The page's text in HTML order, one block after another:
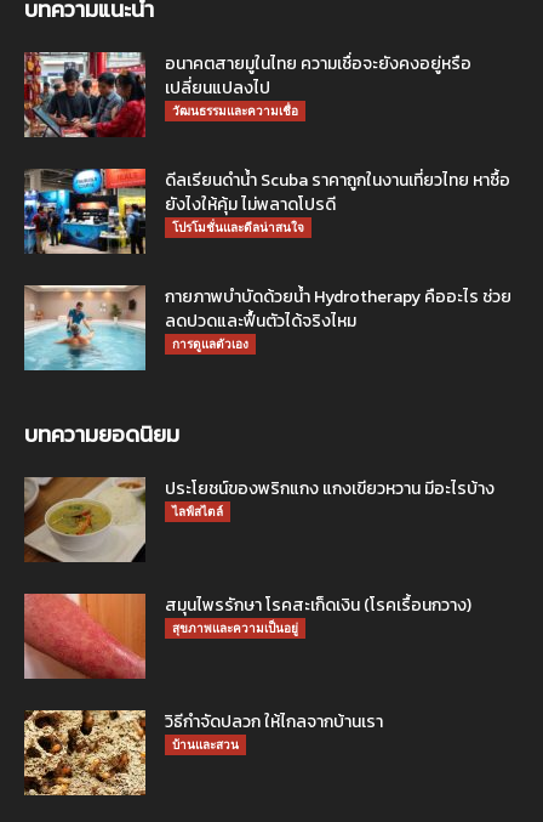
บทความแนะนำ
อนาคตสายมูในไทย ความเชื่อจะยังคงอยู่หรือ
เปลี่ยนแปลงไป
วัฒนธรรมและความเชื่อ
ดีลเรียนดำน้ำ Scuba ราคาถูกในงานเที่ยวไทย หาซื้อ
ยังไงให้คุ้ม ไม่พลาดโปรดี
โปรโมชั่นและดีลน่าสนใจ
กายภาพบำบัดด้วยน้ำ Hydrotherapy คืออะไร ช่วย
ลดปวดและฟื้นตัวได้จริงไหม
การดูแลตัวเอง
บทความยอดนิยม
ประโยชน์ของพริกแกง แกงเขียวหวาน มีอะไรบ้าง
ไลฟ์สไตล์
สมุนไพรรักษา โรคสะเก็ดเงิน (โรคเรื้อนกวาง)
สุขภาพและความเป็นอยู่
วิธีกำจัดปลวก ให้ไกลจากบ้านเรา
บ้านและสวน